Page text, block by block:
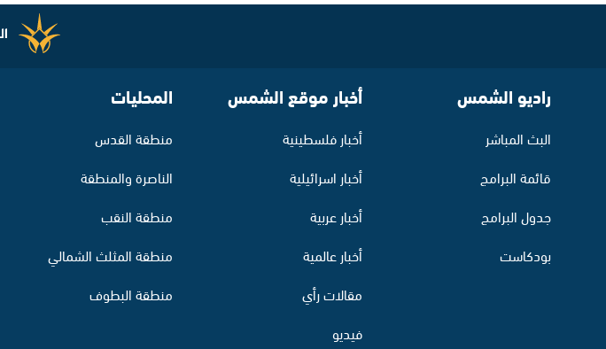
راديو الشمس
البث المباشر
قائمة البرامج
جدول البرامج
بودكاست
أخبار موقع الشمس
أخبار فلسطينية
أخبار اسرائيلية
أخبار عربية
أخبار عالمية
مقالات رأي
فيديو
المحليات
منطقة القدس
الناصرة والمنطقة
منطقة النقب
منطقة المثلث الشمالي
منطقة البطوف